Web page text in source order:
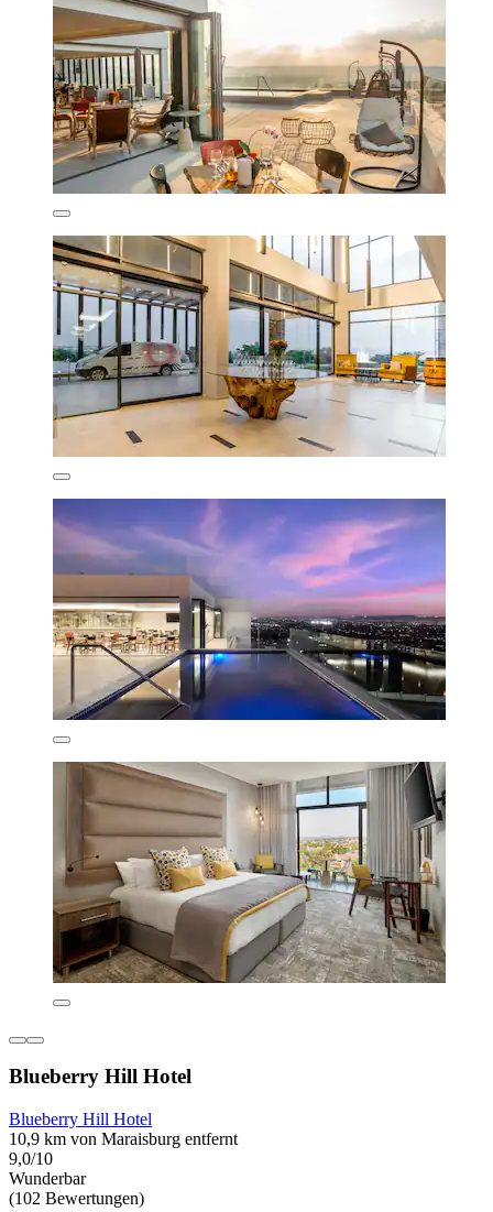
Blueberry Hill Hotel
Blueberry Hill Hotel
10,9 km von Maraisburg entfernt
9,0/10
Wunderbar
(102 Bewertungen)